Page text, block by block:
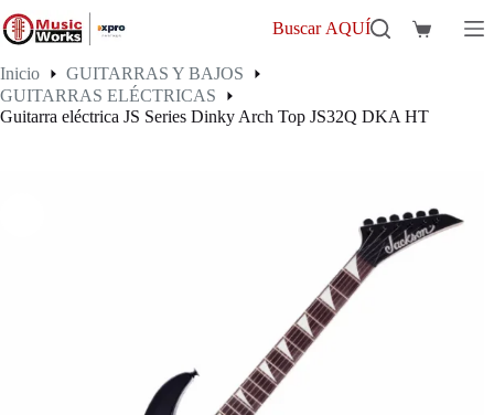
al
contenido
Buscar AQUÍ
Carro
Inicio
GUITARRAS Y BAJOS
GUITARRAS ELÉCTRICAS
Guitarra eléctrica JS Series Dinky Arch Top JS32Q DKA HT